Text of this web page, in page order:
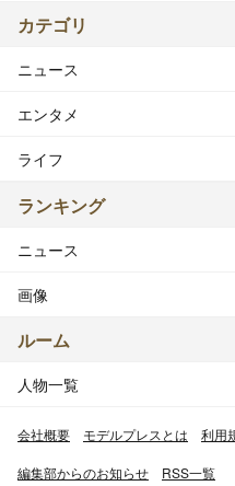
カテゴリ
ニュース
エンタメ
ライフ
ランキング
ニュース
画像
ルーム
人物一覧
会社概要 モデルプレスとは 利用
編集部からのお知らせ RSS一覧